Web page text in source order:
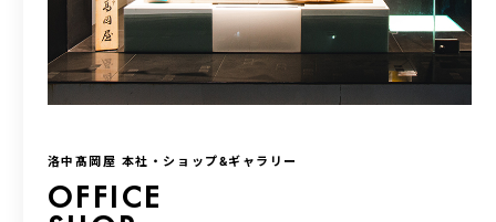
洛中髙岡屋 本社・ショップ&ギャラリー
OFFICE